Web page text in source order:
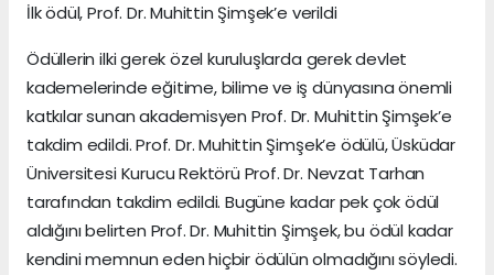
İlk ödül, Prof. Dr. Muhittin Şimşek’e verildi
Ödüllerin ilki gerek özel kuruluşlarda gerek devlet
kademelerinde eğitime, bilime ve iş dünyasına önemli
katkılar sunan akademisyen Prof. Dr. Muhittin Şimşek’e
takdim edildi. Prof. Dr. Muhittin Şimşek’e ödülü, Üsküdar
Üniversitesi Kurucu Rektörü Prof. Dr. Nevzat Tarhan
tarafından takdim edildi. Bugüne kadar pek çok ödül
aldığını belirten Prof. Dr. Muhittin Şimşek, bu ödül kadar
kendini memnun eden hiçbir ödülün olmadığını söyledi.